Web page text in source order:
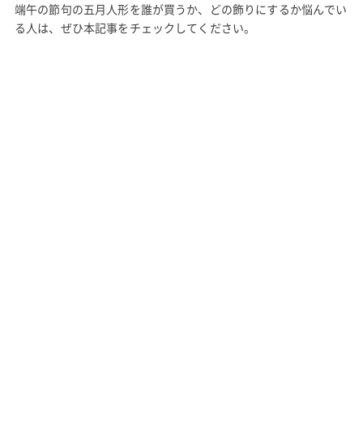
端午の節句の五月人形を誰が買うか、どの飾りにするか悩んでい
る人は、ぜひ本記事をチェックしてください。